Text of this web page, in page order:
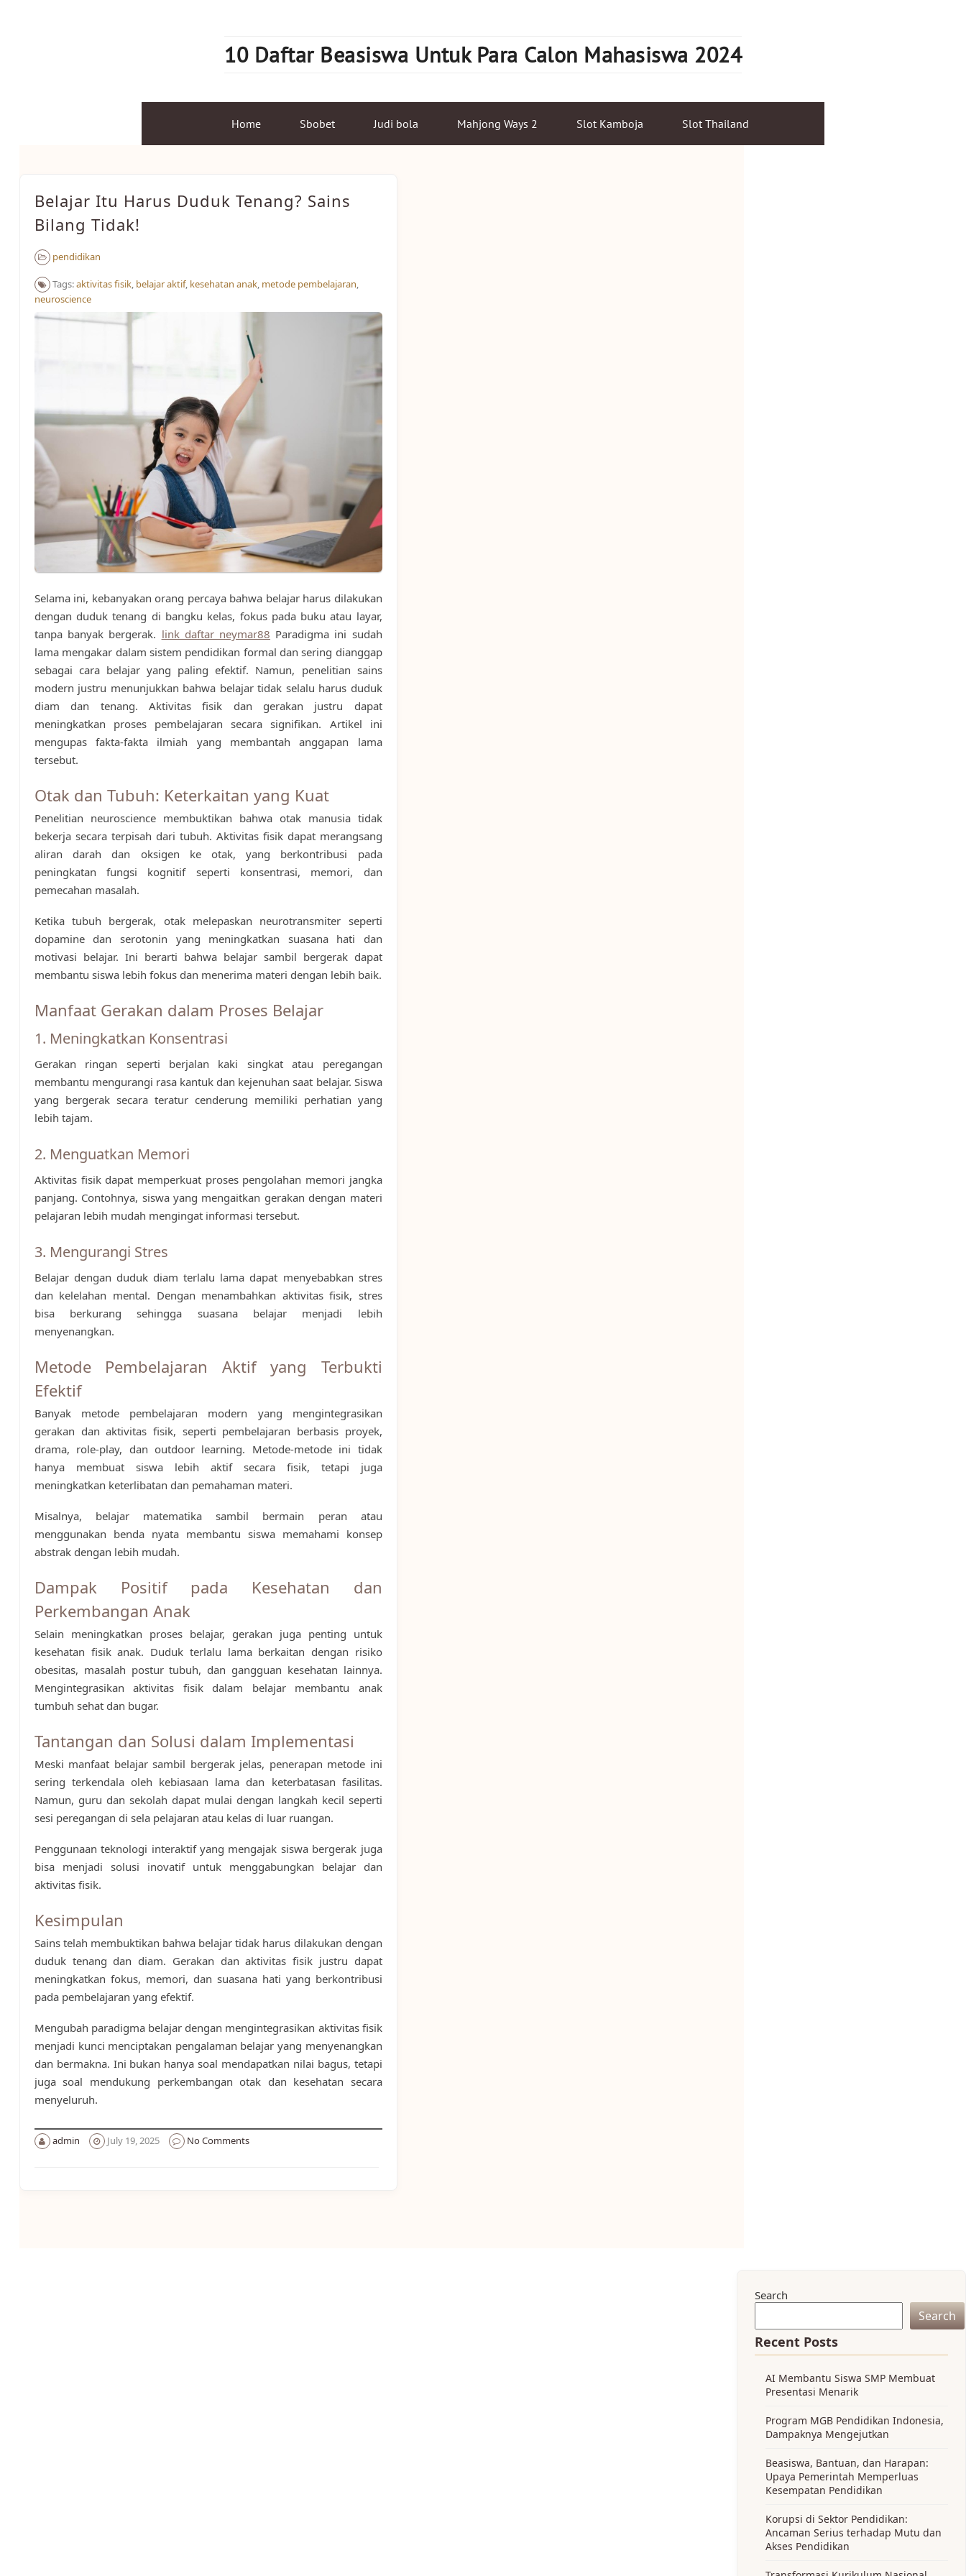
10 Daftar Beasiswa Untuk Para Calon Mahasiswa 2024
Home Sbobet Judi bola Mahjong Ways 2 Slot Kamboja Slot Thailand
Belajar Itu Harus Duduk Tenang? Sains
Bilang Tidak!
pendidikan
Tags:aktivitas fisik, belajar aktif, kesehatan anak, metode pembelajaran,
neuroscience
Selama ini, kebanyakan orang percaya bahwa belajar harus dilakukan
dengan duduk tenang di bangku kelas, fokus pada buku atau layar,
tanpa banyak bergerak. link daftar neymar88 Paradigma ini sudah
lama mengakar dalam sistem pendidikan formal dan sering dianggap
sebagai cara belajar yang paling efektif. Namun, penelitian sains
modern justru menunjukkan bahwa belajar tidak selalu harus duduk
diam dan tenang. Aktivitas fisik dan gerakan justru dapat
meningkatkan proses pembelajaran secara signifikan. Artikel ini
mengupas fakta-fakta ilmiah yang membantah anggapan lama
tersebut.
Otak dan Tubuh: Keterkaitan yang Kuat
Penelitian neuroscience membuktikan bahwa otak manusia tidak
bekerja secara terpisah dari tubuh. Aktivitas fisik dapat merangsang
aliran darah dan oksigen ke otak, yang berkontribusi pada
peningkatan fungsi kognitif seperti konsentrasi, memori, dan
pemecahan masalah.
Ketika tubuh bergerak, otak melepaskan neurotransmiter seperti
dopamine dan serotonin yang meningkatkan suasana hati dan
motivasi belajar. Ini berarti bahwa belajar sambil bergerak dapat
membantu siswa lebih fokus dan menerima materi dengan lebih baik.
Manfaat Gerakan dalam Proses Belajar
1. Meningkatkan Konsentrasi
Gerakan ringan seperti berjalan kaki singkat atau peregangan
membantu mengurangi rasa kantuk dan kejenuhan saat belajar. Siswa
yang bergerak secara teratur cenderung memiliki perhatian yang
lebih tajam.
2. Menguatkan Memori
Aktivitas fisik dapat memperkuat proses pengolahan memori jangka
panjang. Contohnya, siswa yang mengaitkan gerakan dengan materi
pelajaran lebih mudah mengingat informasi tersebut.
3. Mengurangi Stres
Belajar dengan duduk diam terlalu lama dapat menyebabkan stres
dan kelelahan mental. Dengan menambahkan aktivitas fisik, stres
bisa berkurang sehingga suasana belajar menjadi lebih
menyenangkan.
Metode Pembelajaran Aktif yang Terbukti
Efektif
Banyak metode pembelajaran modern yang mengintegrasikan
gerakan dan aktivitas fisik, seperti pembelajaran berbasis proyek,
drama, role-play, dan outdoor learning. Metode-metode ini tidak
hanya membuat siswa lebih aktif secara fisik, tetapi juga
meningkatkan keterlibatan dan pemahaman materi.
Misalnya, belajar matematika sambil bermain peran atau
menggunakan benda nyata membantu siswa memahami konsep
abstrak dengan lebih mudah.
Dampak Positif pada Kesehatan dan
Perkembangan Anak
Selain meningkatkan proses belajar, gerakan juga penting untuk
kesehatan fisik anak. Duduk terlalu lama berkaitan dengan risiko
obesitas, masalah postur tubuh, dan gangguan kesehatan lainnya.
Mengintegrasikan aktivitas fisik dalam belajar membantu anak
tumbuh sehat dan bugar.
Tantangan dan Solusi dalam Implementasi
Meski manfaat belajar sambil bergerak jelas, penerapan metode ini
sering terkendala oleh kebiasaan lama dan keterbatasan fasilitas.
Namun, guru dan sekolah dapat mulai dengan langkah kecil seperti
sesi peregangan di sela pelajaran atau kelas di luar ruangan.
Penggunaan teknologi interaktif yang mengajak siswa bergerak juga
bisa menjadi solusi inovatif untuk menggabungkan belajar dan
aktivitas fisik.
Kesimpulan
Sains telah membuktikan bahwa belajar tidak harus dilakukan dengan
duduk tenang dan diam. Gerakan dan aktivitas fisik justru dapat
meningkatkan fokus, memori, dan suasana hati yang berkontribusi
pada pembelajaran yang efektif.
Mengubah paradigma belajar dengan mengintegrasikan aktivitas fisik
menjadi kunci menciptakan pengalaman belajar yang menyenangkan
dan bermakna. Ini bukan hanya soal mendapatkan nilai bagus, tetapi
juga soal mendukung perkembangan otak dan kesehatan secara
menyeluruh.
admin July 19, 2025 No Comments
Search
Search
Recent Posts
AI Membantu Siswa SMP Membuat
Presentasi Menarik
Program MGB Pendidikan Indonesia,
Dampaknya Mengejutkan
Beasiswa, Bantuan, dan Harapan:
Upaya Pemerintah Memperluas
Kesempatan Pendidikan
Korupsi di Sektor Pendidikan:
Ancaman Serius terhadap Mutu dan
Akses Pendidikan